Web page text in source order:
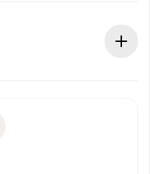
e ofereceremos